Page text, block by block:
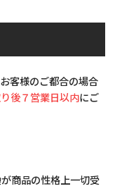
客様のご都合の場合
後７営業日以内にご
商品の性格上一切受